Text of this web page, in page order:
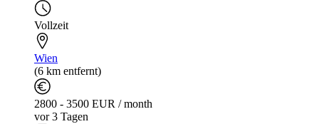
Vollzeit
Wien
(6 km entfernt)
2800 - 3500 EUR / month
vor 3 Tagen